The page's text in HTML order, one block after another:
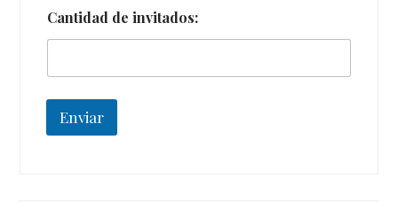
Cantidad de invitados:
Enviar